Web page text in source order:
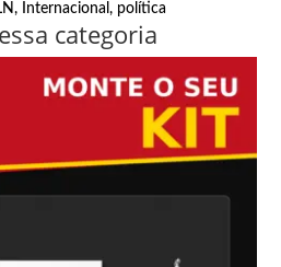
, Internacional, política
categoria